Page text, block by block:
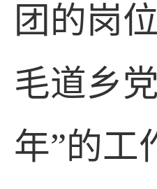
团的岗
毛道乡
年”的工